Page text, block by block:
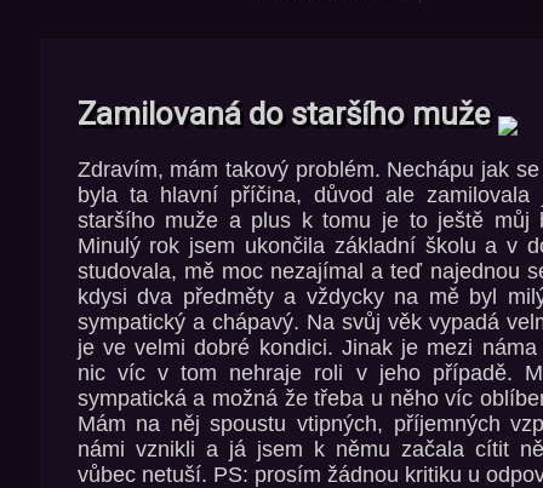
Zamilovaná do staršího muže
Zdravím, mám takový problém. Nechápu jak
byla ta hlavní příčina, důvod ale
staršího muže a plus k tomu je to ještě můj
Minulý rok jsem ukončila základní školu a v
studovala, mě moc nezajímal a teď najednou
kdysi dva předměty a vždycky na mě byl
sympatický a chápavý. Na svůj věk vypadá
je ve velmi dobré kondici. Jinak je mezi
nic víc v tom nehraje roli v jeho případě.
sympatická a možná že třeba u něho víc
Mám na něj spoustu vtipných, příjemných
námi vznikli a já jsem k němu začala cítit
vůbec netuší. PS: prosím žádnou kritiku u